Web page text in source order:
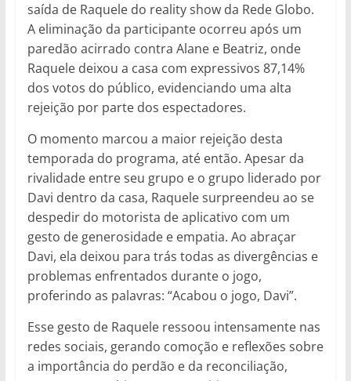
saída de Raquele do reality show da Rede Globo.
A eliminação da participante ocorreu após um
paredão acirrado contra Alane e Beatriz, onde
Raquele deixou a casa com expressivos 87,14%
dos votos do público, evidenciando uma alta
rejeição por parte dos espectadores.
O momento marcou a maior rejeição desta
temporada do programa, até então. Apesar da
rivalidade entre seu grupo e o grupo liderado por
Davi dentro da casa, Raquele surpreendeu ao se
despedir do motorista de aplicativo com um
gesto de generosidade e empatia. Ao abraçar
Davi, ela deixou para trás todas as divergências e
problemas enfrentados durante o jogo,
proferindo as palavras: “Acabou o jogo, Davi”.
Esse gesto de Raquele ressoou intensamente nas
redes sociais, gerando comoção e reflexões sobre
a importância do perdão e da reconciliação,